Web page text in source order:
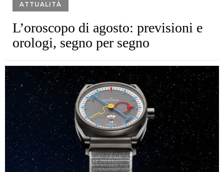
ATTUALITÀ
L’oroscopo di agosto: previsioni e
orologi, segno per segno